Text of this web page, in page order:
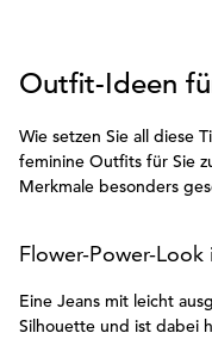
Outfit-Ideen
Wie setzen Sie all diese
feminine Outfits für Sie
Merkmale besonders
Flower-Power-Look
Eine Jeans mit leicht
Silhouette und ist dabei